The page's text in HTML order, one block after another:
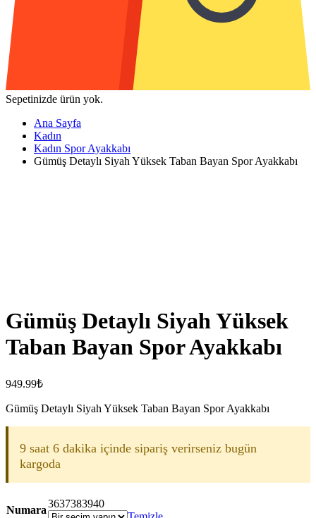
Sepetinizde ürün yok.
Ana Sayfa
Kadın
Kadın Spor Ayakkabı
Gümüş Detaylı Siyah Yüksek Taban Bayan Spor Ayakkabı
Gümüş Detaylı Siyah Yüksek
Taban Bayan Spor Ayakkabı
949.99₺
Gümüş Detaylı Siyah Yüksek Taban Bayan Spor Ayakkabı
9 saat 6 dakika içinde sipariş verirseniz bugün
kargoda
Numara
3637383940